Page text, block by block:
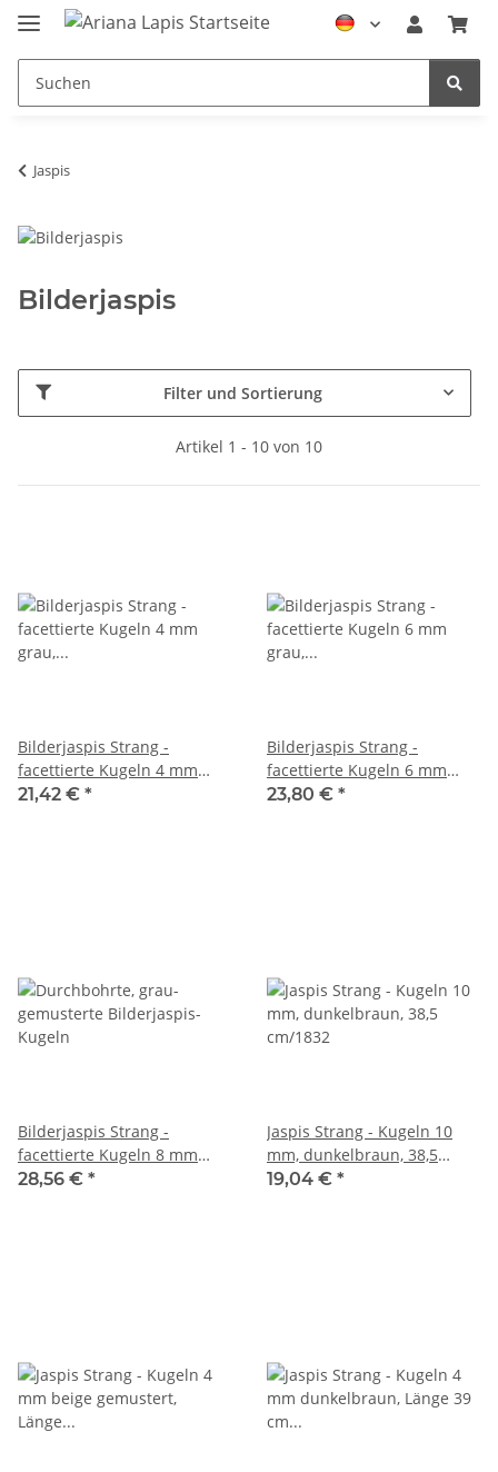
Jaspis
Bilderjaspis
Filter und Sortierung
Artikel 1 - 10 von 10
Bilderjaspis Strang -
facettierte Kugeln 4 mm
grau, Länge 40 cm /1571
21,42 € *
Bilderjaspis Strang -
facettierte Kugeln 6 mm
grau, Länge 39,5 cm /1591
23,80 € *
Bilderjaspis Strang -
facettierte Kugeln 8 mm
grau, Länge 39,5 cm /1593
28,56 € *
Jaspis Strang - Kugeln 10
mm, dunkelbraun, 38,5
cm/1832
19,04 € *